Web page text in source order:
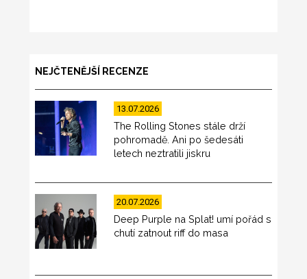
NEJČTENĚJŠÍ RECENZE
13.07.2026
The Rolling Stones stále drží
pohromadě. Ani po šedesáti
letech neztratili jiskru
20.07.2026
Deep Purple na Splat! umí pořád s
chutí zatnout riff do masa